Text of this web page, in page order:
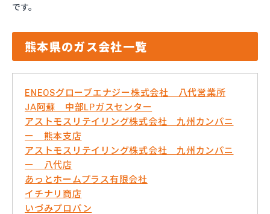
です。
熊本県のガス会社一覧
ENEOSグローブエナジー株式会社 八代営業所
JA阿蘇 中部LPガスセンター
アストモスリテイリング株式会社 九州カンパニ
ー 熊本支店
アストモスリテイリング株式会社 九州カンパニ
ー 八代店
あっとホームプラス有限会社
イチナリ商店
いづみプロパン